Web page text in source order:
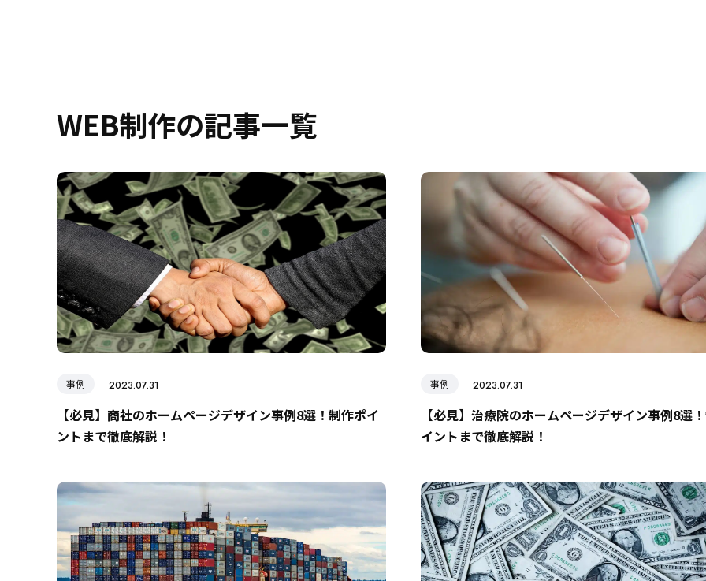
WEB制作の記事一覧
事例 2023.07.31
【必見】商社のホームページデザイン事例8選！制作ポイ
ントまで徹底解説！
事例 2023.07.31
【必見】治療院のホームページデザイン事例8選
イントまで徹底解説！